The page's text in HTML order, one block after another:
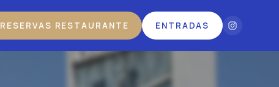
RESERVAS RESTAURANTE ENTRADAS